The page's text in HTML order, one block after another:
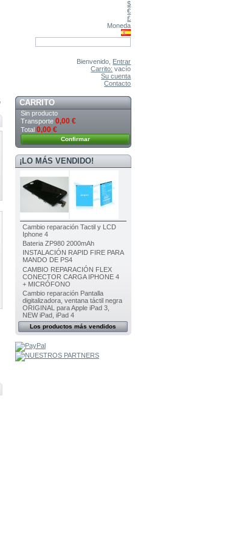
$
€
£
Moneda
Bienvenido, Entrar
Carrito: vacío
Su cuenta
Contacto
CARRITO
Sin producto
Transporte 0,00 €
Total 0,00 €
Confirmar
¡LO MÁS VENDIDO!
Cambio reparación Tactil y LCD
Iphone 4
Bateria ZP980 2000mAh
INSTALACIÓN RAPID FIRE PARA
MANDO DE PS4
CAMBIO REPARACIÓN FLEX
CONECTOR CARGA IPHONE 4
+ MICRÓFONO
Cambio reparación Pantalla
digitalizadora, ventana táctil negra
ORIGINAL para Apple iPad 3,
NEW iPad, iPad 4
Los productos más vendidos